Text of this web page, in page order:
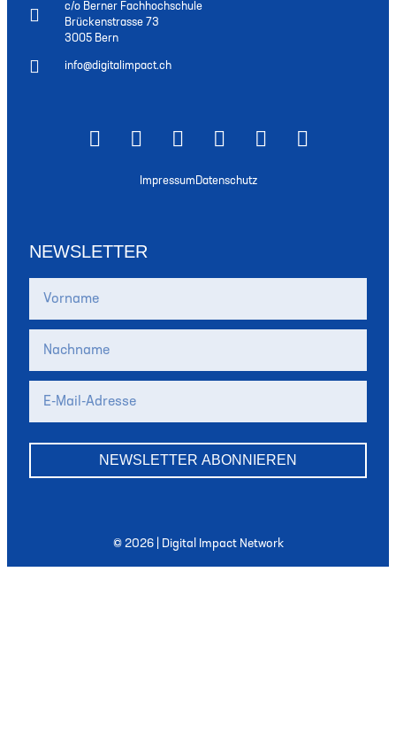
c/o Berner Fachhochschule
Brückenstrasse 73
3005 Bern
info@digitalimpact.ch
Impressum Datenschutz
NEWSLETTER
NEWSLETTER ABONNIEREN
© 2026 | Digital Impact Network